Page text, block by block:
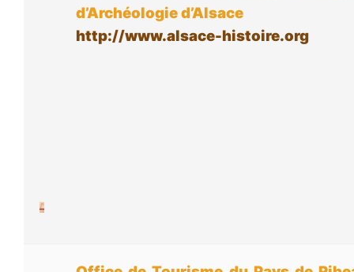
d’Archéologie d’Alsace
http://www.alsace-histoire.org